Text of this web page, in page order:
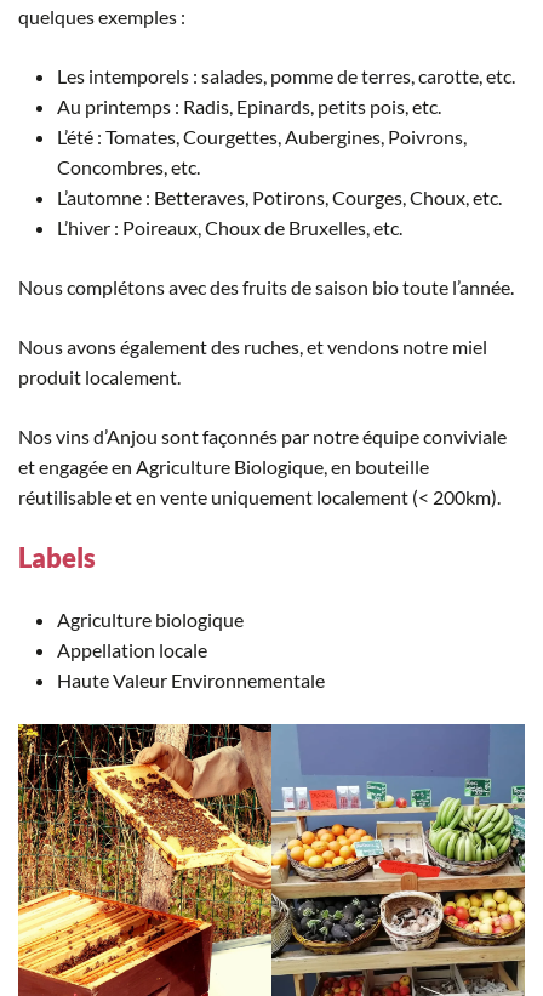
quelques exemples :
Les intemporels : salades, pomme de terres, carotte, etc.
Au printemps : Radis, Epinards, petits pois, etc.
L’été : Tomates, Courgettes, Aubergines, Poivrons,
Concombres, etc.
L’automne : Betteraves, Potirons, Courges, Choux, etc.
L’hiver : Poireaux, Choux de Bruxelles, etc.
Nous complétons avec des fruits de saison bio toute l’année.
Nous avons également des ruches, et vendons notre miel
produit localement.
Nos vins d’Anjou sont façonnés par notre équipe conviviale
et engagée en Agriculture Biologique, en bouteille
réutilisable et en vente uniquement localement (< 200km).
Labels
Agriculture biologique
Appellation locale
Haute Valeur Environnementale